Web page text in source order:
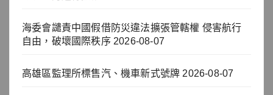
海委會譴責中國假借防災違法擴張管轄權 侵害航行
自由，破壞國際秩序 2026-08-07
高雄區監理所標售汽、機車新式號牌 2026-08-07